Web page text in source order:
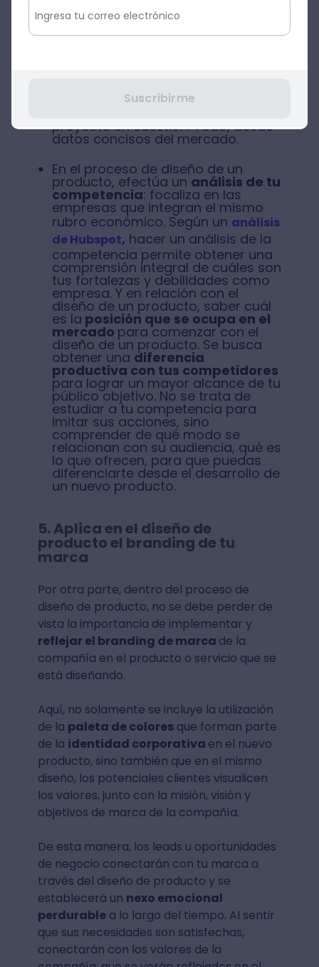
mercadoprevio.
unanálisis DAFO, en el que se
debilidades, amenazas, fortalezas y
proyecto en cuestión. Todo, desde
datos concisos del mercado.
En el proceso de diseño de un
producto, efectúa un análisis de tu
competencia: focaliza en las
empresas que integran el mismo
rubro económico. Según un análisis
de Hubspot, hacer un análisis de la
competencia permite obtener una
comprensión integral de cuáles son
tus fortalezas y debilidades como
empresa. Y en relación con el
diseño de un producto, saber cuál
es la posición que se ocupa en el
mercado para comenzar con el
diseño de un producto. Se busca
obtener una diferencia
productiva con tus competidores
para lograr un mayor alcance de tu
público objetivo. No se trata de
estudiar a tu competencia para
imitar sus acciones, sino
comprender de qué modo se
relacionan con su audiencia, qué es
lo que ofrecen, para que puedas
diferenciarte desde el desarrollo de
un nuevo producto.
5. Aplica en el diseño de
producto el branding de tu
marca
Por otra parte, dentro del proceso de
diseño de producto, no se debe perder de
vista la importancia de implementar y
reflejar el branding de marca de la
compañía en el producto o servicio que se
está diseñando.
Aquí, no solamente se incluye la utilización
de la paleta de coloresque forman parte
de la identidad corporativa en el nuevo
producto, sino también que en el mismo
diseño, los potenciales clientes visualicen
los valores, junto con la misión, visión y
objetivos de marca de la compañía.
De esta manera, los leads u oportunidades
de negocio conectarán con tu marca a
través del diseño de producto y se
establecerá un nexo emocional
perdurablea lo largo del tiempo. Al sentir
que sus necesidades son satisfechas,
conectarán con los valores de la
Suscribirme